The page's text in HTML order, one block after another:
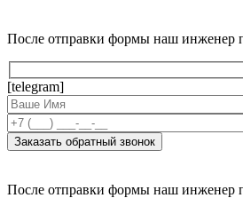
После отправки формы наш инженер
[telegram]
После отправки формы наш инженер